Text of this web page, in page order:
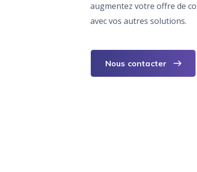
augmentez votre offre de
avec vos autres solutions.
Nous contacter